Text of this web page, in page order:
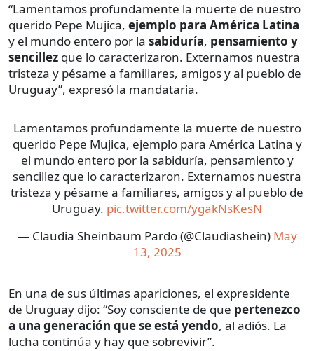
“Lamentamos profundamente la muerte de nuestro
querido Pepe Mujica, ejemplo para América Latina
y el mundo entero por la sabiduría, pensamiento y
sencillez que lo caracterizaron. Externamos nuestra
tristeza y pésame a familiares, amigos y al pueblo de
Uruguay”, expresó la mandataria.
Lamentamos profundamente la muerte de nuestro
querido Pepe Mujica, ejemplo para América Latina y
el mundo entero por la sabiduría, pensamiento y
sencillez que lo caracterizaron. Externamos nuestra
tristeza y pésame a familiares, amigos y al pueblo de
Uruguay. pic.twitter.com/ygakNsKesN
— Claudia Sheinbaum Pardo (@Claudiashein) May
13, 2025
En una de sus últimas apariciones, el expresidente
de Uruguay dijo: “Soy consciente de que pertenezco
a una generación que se está yendo, al adiós. La
lucha continúa y hay que sobrevivir”.